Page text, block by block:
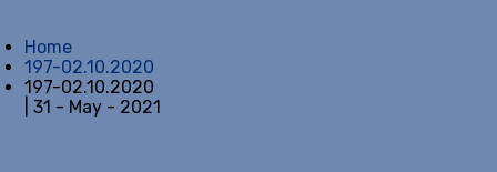
Home
197-02.10.2020
197-02.10.2020
| 31 - May - 2021